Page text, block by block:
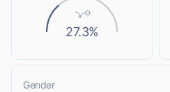
27.3%
Gender